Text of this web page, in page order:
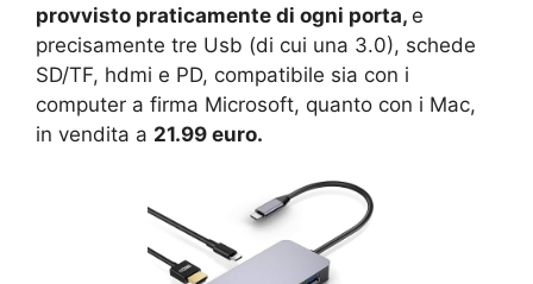
provvisto praticamente di ogni porta, e
precisamente tre Usb (di cui una 3.0), schede
SD/TF, hdmi e PD, compatibile sia con i
computer a firma Microsoft, quanto con i Mac,
in vendita a 21.99 euro.